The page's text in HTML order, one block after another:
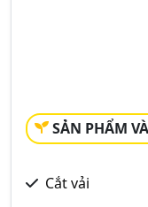
SẢN PHẨM
Cắt vải